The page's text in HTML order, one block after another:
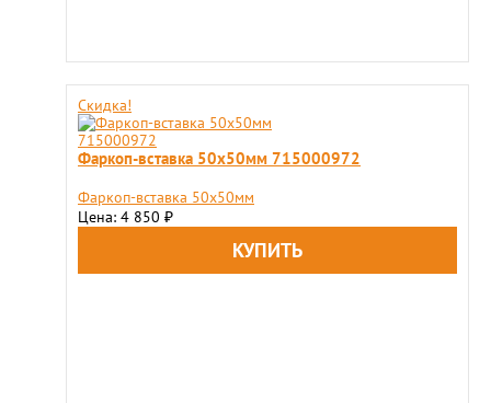
Скидка!
Фаркоп-вставка 50х50мм 715000972
Фаркоп-вставка 50х50мм
Цена: 4 850 ₽